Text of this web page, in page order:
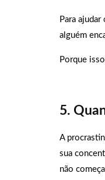
Para
alguém
Porque
5.
A
sua
não